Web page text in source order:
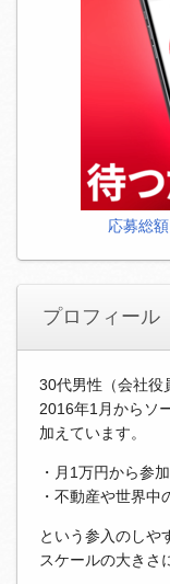
応募総
プロフィール
30代男性（会社役
2016年1月からソ
加えています。
・月1万円から参
・不動産や世界中
という参入のしや
スケールの大きさ